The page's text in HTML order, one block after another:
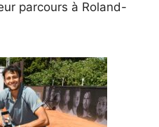
parcours à Roland-